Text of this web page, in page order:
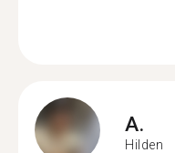
A.
Hilden